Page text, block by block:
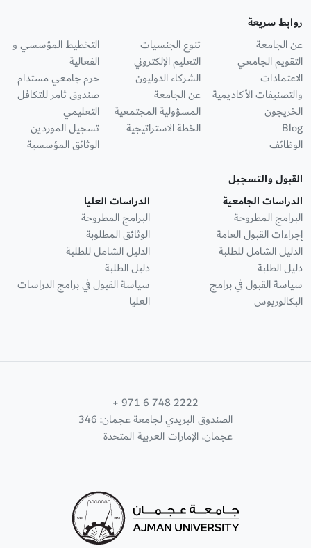
روابط سريعة
عن الجامعة
التقويم الجامعي
الاعتمادات
والتصنيفات الأكاديمية
الخريجون
Blog
الوظائف
تنوع الجنسيات
التعليم الإلكتروني
الشركاء الدوليون
عن الجامعة
المسؤولية المجتمعية
الخطة الاستراتيجية
التخطيط المؤسسي و
الفعالية
حرم جامعي مستدام
صندوق ثامر للتكافل
التعليمي
تسجيل الموردين
الوثائق المؤسسية
القبول والتسجيل
الدراسات الجامعية
البرامج المطروحة
إجراءات القبول العامة
الدليل الشامل للطلبة
دليل الطلبة
سياسة القبول في برامج
البكالوريوس
الدراسات العليا
البرامج المطروحة
الوثائق المطلوبة
الدليل الشامل للطلبة
دليل الطلبة
سياسة القبول في برامج الدراسات
العليا
+ 971 6 748 2222
الصندوق البريدي لجامعة عجمان: 346
عجمان، الإمارات العربية المتحدة